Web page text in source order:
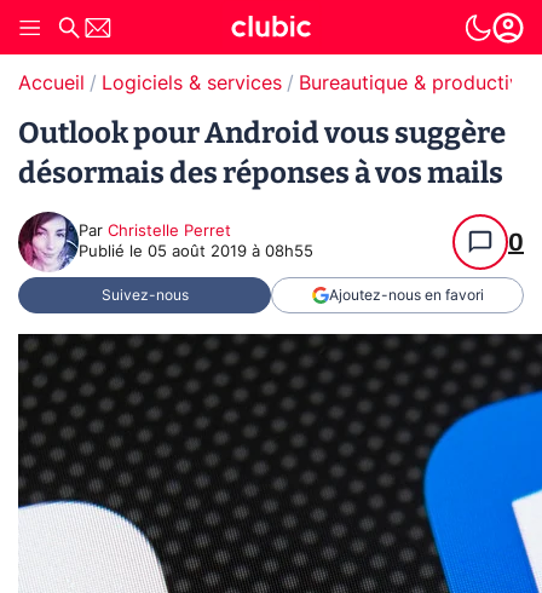
Accueil Logiciels & services Bureautique & productivité
Outlook pour Android vous suggère
désormais des réponses à vos mails
Par Christelle Perret
Publié le 05 août 2019 à 08h55 0
Suivez-nous Ajoutez-nous en favori